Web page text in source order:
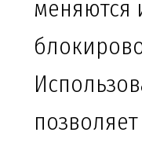
меняются